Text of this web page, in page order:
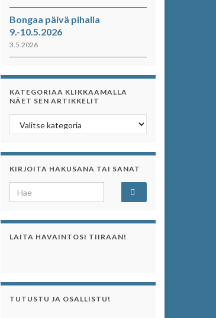
Bongaa päivä pihalla
9.-10.5.2026
3.5.2026
KATEGORIAA KLIKKAAMALLA
NÄET SEN ARTIKKELIT
Kategoriaa klikkaamalla näet sen artikkelit
KIRJOITA HAKUSANA TAI SANAT
Search for:
LAITA HAVAINTOSI TIIRAAN!
TUTUSTU JA OSALLISTU!